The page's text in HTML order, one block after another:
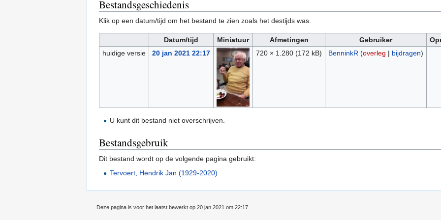
Bestandsgeschiedenis
Klik op een datum/tijd om het bestand te zien zoals het destijds was.
Datum/tijd Miniatuur Afmetingen Gebruiker
huidige versie
20 jan 2021 22:17 720 × 1.280 (172 kB) BenninkR (overleg | bijdragen)
U kunt dit bestand niet overschrijven.
Bestandsgebruik
Dit bestand wordt op de volgende pagina gebruikt:
Tervoert, Hendrik Jan (1929-2020)
Deze pagina is voor het laatst bewerkt op 20 jan 2021 om 22:17.